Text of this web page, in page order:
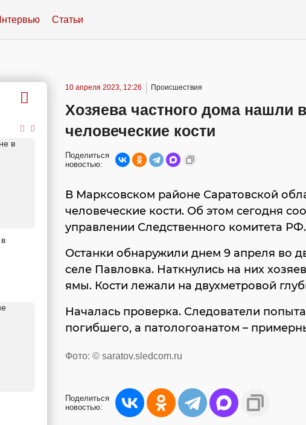
Статьи
10 апреля 2023, 12:26 Происшествия
Хозяева частного дома нашли
человеческие кости
Поделиться
новостью:
В Марксовском районе Саратовской
человеческие кости. Об этом сегодня
управлении Следственного комитета РФ.
Останки обнаружили днем 9 апреля во
селе Павловка. Наткнулись на них
ямы. Кости лежали на двухметровой
Началась проверка. Следователи
погибшего, а патологоанатом –
Фото: © saratov.sledcom.ru
Поделиться
новостью: